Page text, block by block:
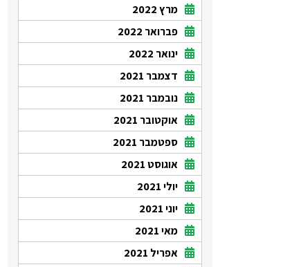
מרץ 2022
פברואר 2022
ינואר 2022
דצמבר 2021
נובמבר 2021
אוקטובר 2021
ספטמבר 2021
אוגוסט 2021
יולי 2021
יוני 2021
מאי 2021
אפריל 2021